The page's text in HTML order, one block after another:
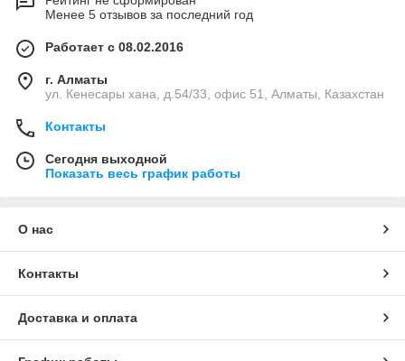
Менее 5 отзывов за последний год
Работает с 08.02.2016
г. Алматы
ул. Кенесары хана, д.54/33, офис 51, Алматы, Казахстан
Контакты
Сегодня выходной
Показать весь график работы
О нас
Контакты
Доставка и оплата